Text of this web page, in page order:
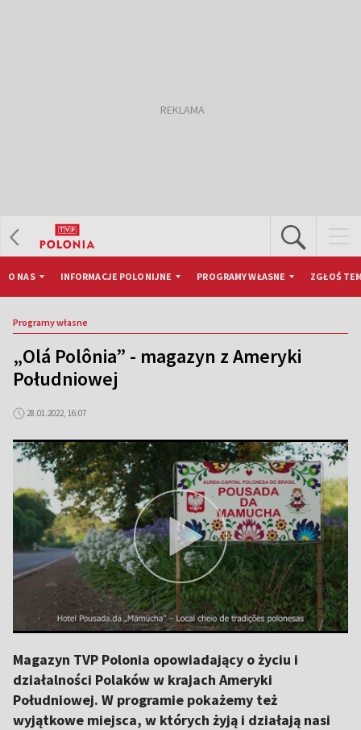
O NAS INFORMACJE POLONIJNE PROGRAMY WŁASNE ZGŁOŚ
Programy własne
„Olá Polônia” - magazyn z Ameryki
Południowej
28.01.2022, 16:07
Magazyn TVP Polonia opowiadający o życiu i
działalności Polaków w krajach Ameryki
Południowej. W programie pokażemy też
wyjątkowe miejsca, w których żyją i działają nasi